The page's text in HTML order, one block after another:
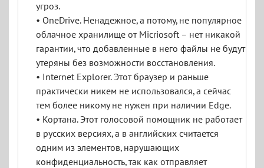
угроз.
• OneDrive. Ненадежное, а потому, не популярное
облачное хранилище от Micriosoft – нет никакой
гарантии, что добавленные в него файлы не будут
утеряны без возможности восстановления.
• Internet Explorer. Этот браузер и раньше
практически никем не использовался, а сейчас
тем более никому не нужен при наличии Edge.
• Кортана. Этот голосовой помощник не работает
в русских версиях, а в английских считается
одним из элементов, нарушающих
конфиденциальность, так как отправляет